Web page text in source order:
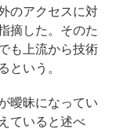
のアクセスに対
摘した。そのた
も上流から技術
という。
曖昧になってい
ていると述べ